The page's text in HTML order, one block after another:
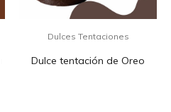
Dulces Tentaciones
Dulce tentación de Oreo